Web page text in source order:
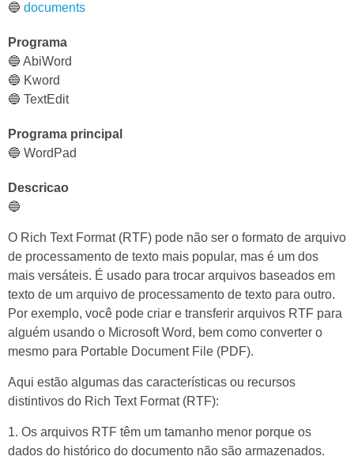
🔵 documents
Programa
🔵 AbiWord
🔵 Kword
🔵 TextEdit
Programa principal
🔵 WordPad
Descricao
🔵
O Rich Text Format (RTF) pode não ser o formato de arquivo
de processamento de texto mais popular, mas é um dos
mais versáteis. É usado para trocar arquivos baseados em
texto de um arquivo de processamento de texto para outro.
Por exemplo, você pode criar e transferir arquivos RTF para
alguém usando o Microsoft Word, bem como converter o
mesmo para Portable Document File (PDF).
Aqui estão algumas das características ou recursos
distintivos do Rich Text Format (RTF):
1. Os arquivos RTF têm um tamanho menor porque os
dados do histórico do documento não são armazenados.